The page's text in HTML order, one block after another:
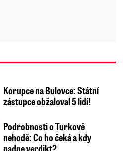
Korupce na Bulovce: Státní
zástupce obžaloval 5 lidí!
Podrobnosti o Turkově
nehodě: Co ho čeká a kdy